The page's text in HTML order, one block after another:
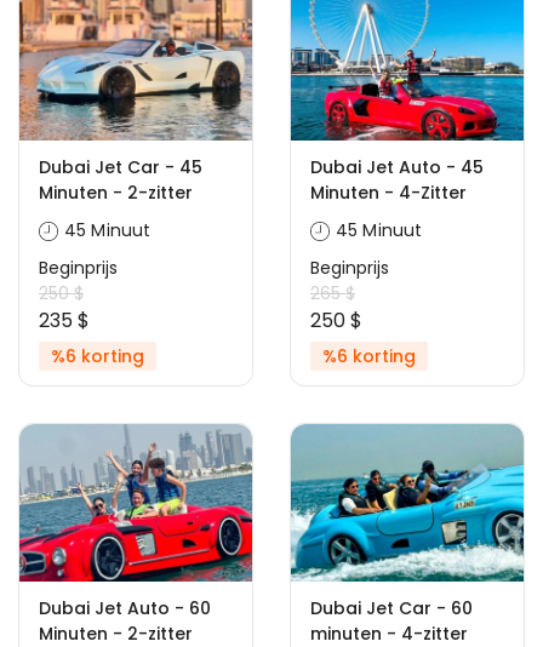
Dubai Jet Car - 45
Minuten - 2-zitter
45 Minuut
Beginprijs
250 $
235 $
%6 korting
Dubai Jet Auto - 45
Minuten - 4-Zitter
45 Minuut
Beginprijs
265 $
250 $
%6 korting
Dubai Jet Auto - 60
Minuten - 2-zitter
Dubai Jet Car - 60
minuten - 4-zitter